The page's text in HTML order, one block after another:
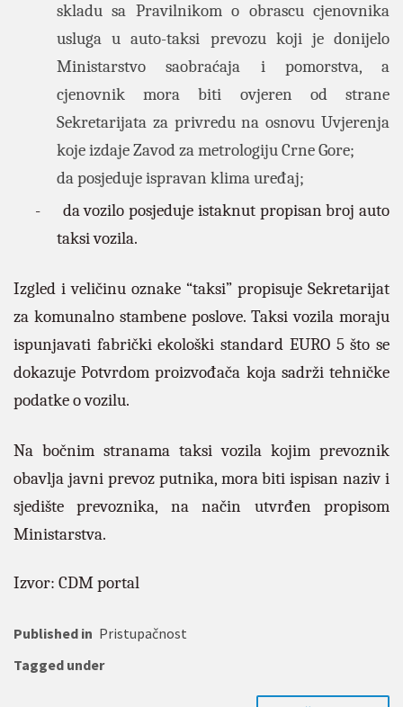
skladu sa Pravilnikom o obrascu cjenovnika
usluga u auto-taksi prevozu koji je donijelo
Ministarstvo saobraćaja i pomorstva, a
cjenovnik mora biti ovjeren od strane
Sekretarijata za privredu na osnovu Uvjerenja
koje izdaje Zavod za metrologiju Crne Gore;
da posjeduje ispravan klima uređaj;
-
da vozilo posjeduje istaknut propisan broj auto
taksi vozila.
Izgled i veličinu oznake “taksi” propisuje Sekretarijat
za komunalno stambene poslove. Taksi vozila moraju
ispunjavati fabrički ekološki standard EURO 5 što se
dokazuje Potvrdom proizvođača koja sadrži tehničke
podatke o vozilu.
Na bočnim stranama taksi vozila kojim prevoznik
obavlja javni prevoz putnika, mora biti ispisan naziv i
sjedište prevoznika, na način utvrđen propisom
Ministarstva.
Izvor: CDM portal
Published in Pristupačnost
Tagged under